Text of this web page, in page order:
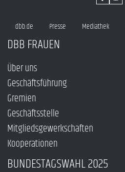
dbb.de Presse Mediathek
DBB FRAUEN
Über uns
Geschäftsführung
Gremien
Geschäftsstelle
Mitgliedsgewerkschaften
Kooperationen
BUNDESTAGSWAHL 2025